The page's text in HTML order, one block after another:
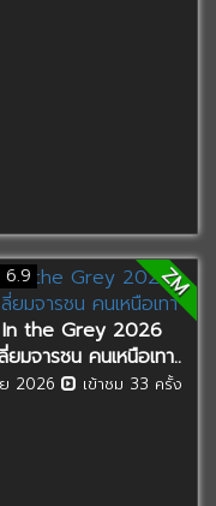
6.9 ZM
In the Grey 2026
ยมจารชน คนเหนือเทา..
2026 เข้าชม 33 ครั้ง